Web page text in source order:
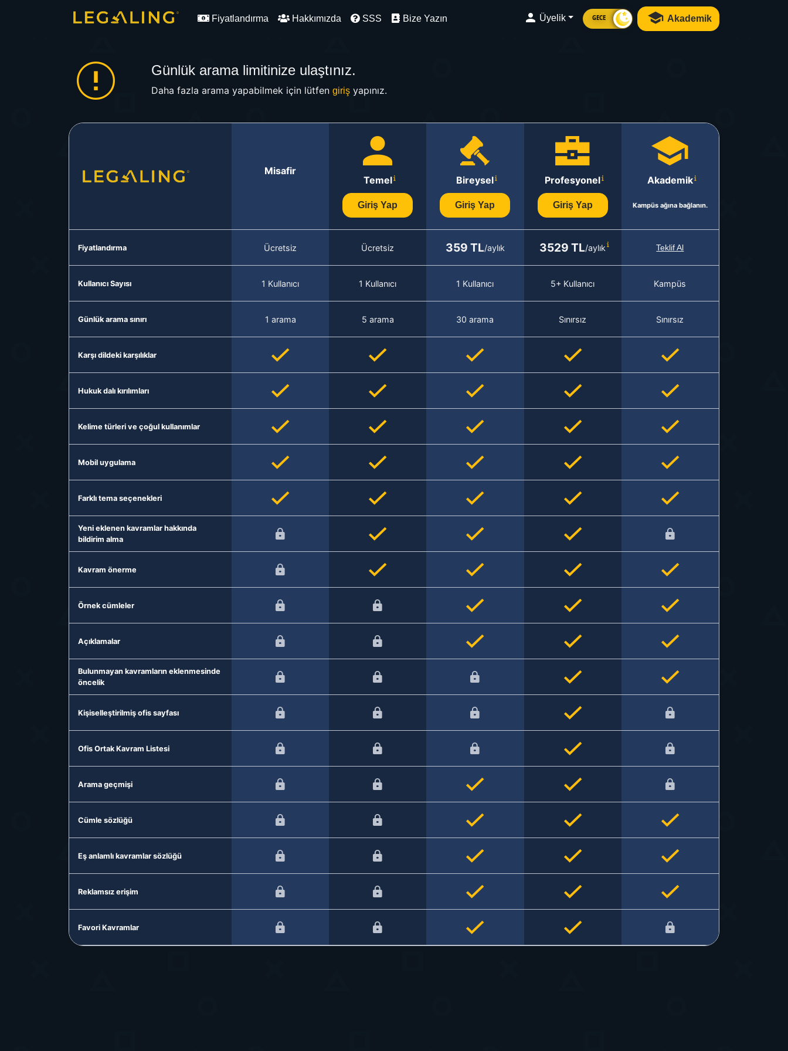
Fiyatlandırma Hakkımızda SSS Bize Yazın Üyelik GECE Akademik
Günlük arama limitinize ulaştınız.
Daha fazla arama yapabilmek için lütfen girişyapınız.
Misafir
Temel
Giriş Yap
Bireysel
Giriş Yap
Profesyonel
Giriş Yap
Akademik
Kampüs ağına bağlanın.
Fiyatlandırma Ücretsiz Ücretsiz 359 TL/aylık 3529 TL/aylık Teklif Al
Kullanıcı Sayısı 1 Kullanıcı 1 Kullanıcı 1 Kullanıcı 5+ Kullanıcı Kampüs
Günlük arama sınırı 1 arama 5 arama 30 arama Sınırsız Sınırsız
Karşı dildeki karşılıklar
Hukuk dalı kırılımları
Kelime türleri ve çoğul kullanımlar
Mobil uygulama
Farklı tema seçenekleri
Yeni eklenen kavramlar hakkında
bildirim alma
Kavram önerme
Örnek cümleler
Açıklamalar
Bulunmayan kavramların eklenmesinde
öncelik
Kişiselleştirilmiş ofis sayfası
Ofis Ortak Kavram Listesi
Arama geçmişi
Cümle sözlüğü
Eş anlamlı kavramlar sözlüğü
Reklamsız erişim
Favori Kavramlar